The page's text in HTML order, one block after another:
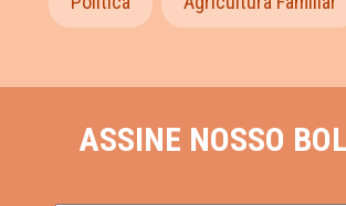
ASSINE NOSSO